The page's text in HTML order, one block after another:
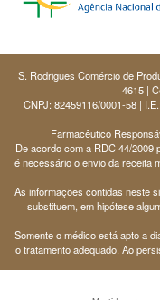
S. Rodrigues Comércio de
4615 |
CNPJ: 82459116/0001-58 |
Farmacêutico
De acordo com a RDC 44/2009
é necessário o envio da receita
As informações contidas neste
substituem, em hipótese
Somente o médico está apto a
o tratamento adequado. Ao